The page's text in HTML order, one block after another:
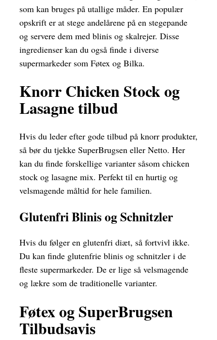
som kan bruges på utallige måder. En populær
opskrift er at stege andelårene på en stegepande
og servere dem med blinis og skalrejer. Disse
ingredienser kan du også finde i diverse
supermarkeder som Føtex og Bilka.
Knorr Chicken Stock og
Lasagne tilbud
Hvis du leder efter gode tilbud på knorr produkter,
så bør du tjekke SuperBrugsen eller Netto. Her
kan du finde forskellige varianter såsom chicken
stock og lasagne mix. Perfekt til en hurtig og
velsmagende måltid for hele familien.
Glutenfri Blinis og Schnitzler
Hvis du følger en glutenfri diæt, så fortvivl ikke.
Du kan finde glutenfrie blinis og schnitzler i de
fleste supermarkeder. De er lige så velsmagende
og lækre som de traditionelle varianter.
Føtex og SuperBrugsen
Tilbudsavis